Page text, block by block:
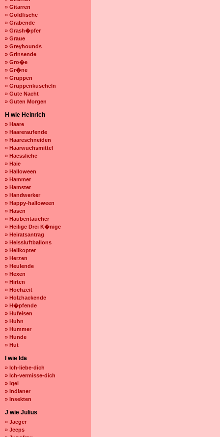
» Gitarren
» Goldfische
» Grabende
» Grash�pfer
» Graue
» Greyhounds
» Grinsende
» Gro�e
» Gr�ne
» Gruppen
» Gruppenkuscheln
» Gute Nacht
» Guten Morgen
H wie Heinrich
» Haare
» Haareraufende
» Haareschneiden
» Haarwuchsmittel
» Haessliche
» Haie
» Halloween
» Hammer
» Hamster
» Handwerker
» Happy-halloween
» Hasen
» Haubentaucher
» Heilige Drei K�nige
» Heiratsantrag
» Heissluftballons
» Helikopter
» Herzen
» Heulende
» Hexen
» Hirten
» Hochzeit
» Holzhackende
» H�pfende
» Hufeisen
» Huhn
» Hummer
» Hunde
» Hut
I wie Ida
» Ich-liebe-dich
» Ich-vermisse-dich
» Igel
» Indianer
» Insekten
J wie Julius
» Jaeger
» Jeeps